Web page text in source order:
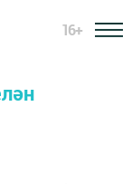
16+